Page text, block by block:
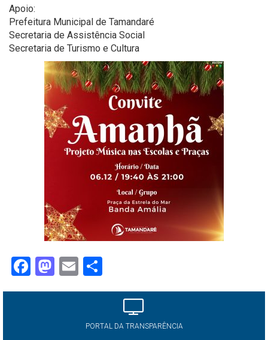
Apoio:
Prefeitura Municipal de Tamandaré
Secretaria de Assistência Social
Secretaria de Turismo e Cultura
Facebook
Mastodon
Email
PORTAL DA TRANSPARÊNCIA